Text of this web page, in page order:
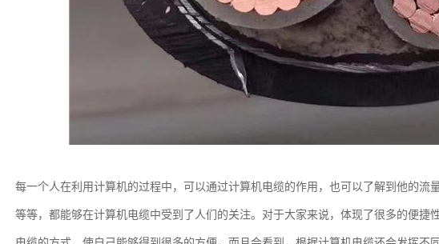
每一个人在利用计算机的过程中，可以通过计算机电缆的作用，也可以了解到他的流
等等，都能够在计算机电缆中受到了人们的关注。对于大家来说，体现了很多的便捷